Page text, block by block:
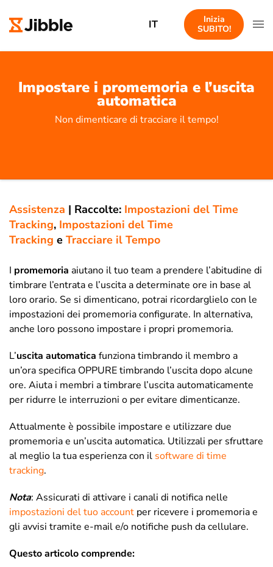
IT
Inizia
SUBITO!
Impostare i promemoria e l’uscita
automatica
Non dimenticare di tracciare il tempo!
Assistenza | Raccolte: Impostazioni del Time
Tracking, Impostazioni del Time
Tracking e Tracciare il Tempo
I promemoria aiutano il tuo team a prendere l’abitudine di
timbrare l’entrata e l’uscita a determinate ore in base al
loro orario. Se si dimenticano, potrai ricordarglielo con le
impostazioni dei promemoria configurate. In alternativa,
anche loro possono impostare i propri promemoria.
L’uscita automatica funziona timbrando il membro a
un’ora specifica OPPURE timbrando l’uscita dopo alcune
ore. Aiuta i membri a timbrare l’uscita automaticamente
per ridurre le interruzioni o per evitare dimenticanze.
Attualmente è possibile impostare e utilizzare due
promemoria e un’uscita automatica. Utilizzali per sfruttare
al meglio la tua esperienza con il software di time
tracking.
Nota: Assicurati di attivare i canali di notifica nelle
impostazioni del tuo account per ricevere i promemoria e
gli avvisi tramite e-mail e/o notifiche push da cellulare.
Questo articolo comprende: